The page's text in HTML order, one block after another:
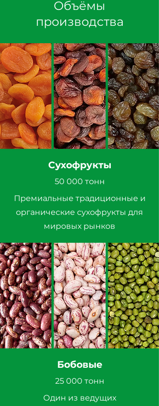
Объёмы
производства
Сухофрукты
50 000 тонн
Премиальные традиционные и
органические сухофрукты для
мировых рынков
Бобовые
25 000 тонн
Один из ведущих